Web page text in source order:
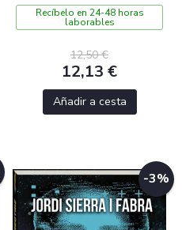
Recíbelo en 24-48 horas
laborables
12,50 €
12,13 €
Añadir a cesta
-3%